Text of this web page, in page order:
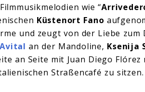
wie “
Küstenort Fano
und zeugt von der Liebe
an der Mandoline, Ksenija
an Seite mit Juan Diego
Straßencafé zu sitzen.